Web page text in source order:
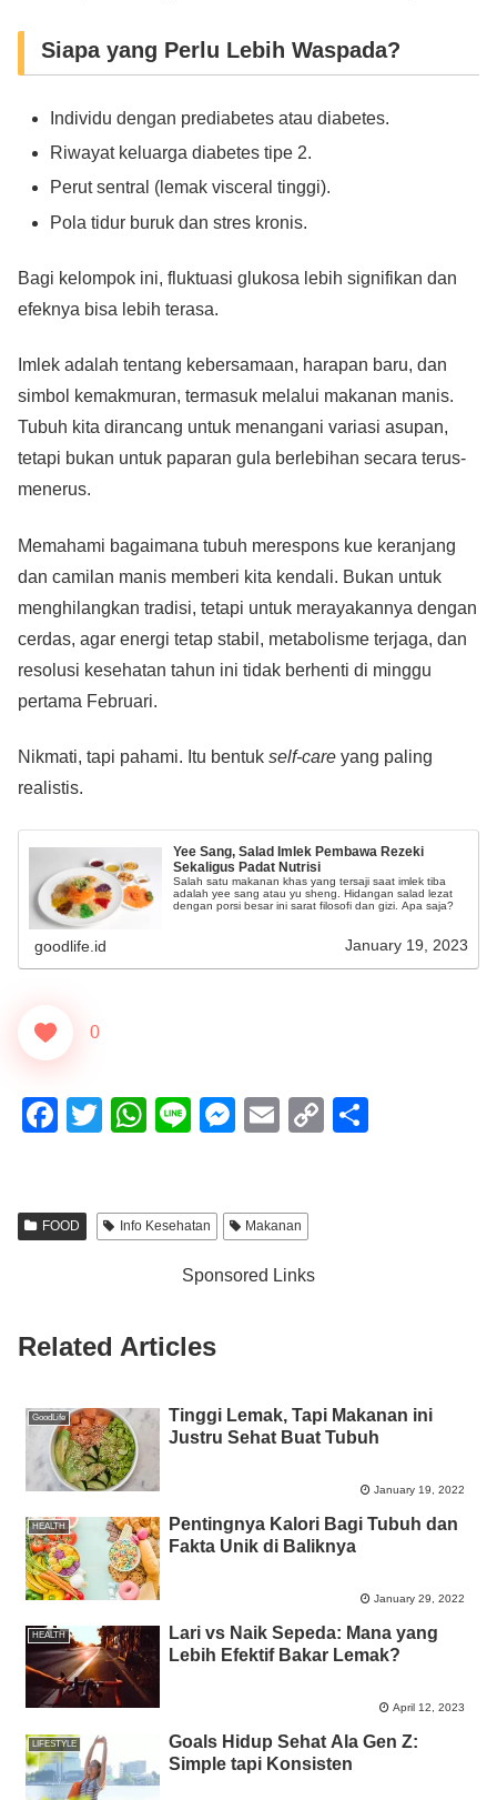
Siapa yang Perlu Lebih Waspada?
Individu dengan prediabetes atau diabetes.
Riwayat keluarga diabetes tipe 2.
Perut sentral (lemak visceral tinggi).
Pola tidur buruk dan stres kronis.
Bagi kelompok ini, fluktuasi glukosa lebih signifikan dan
efeknya bisa lebih terasa.
Imlek adalah tentang kebersamaan, harapan baru, dan
simbol kemakmuran, termasuk melalui makanan manis.
Tubuh kita dirancang untuk menangani variasi asupan,
tetapi bukan untuk paparan gula berlebihan secara terus-
menerus.
Memahami bagaimana tubuh merespons kue keranjang
dan camilan manis memberi kita kendali. Bukan untuk
menghilangkan tradisi, tetapi untuk merayakannya dengan
cerdas, agar energi tetap stabil, metabolisme terjaga, dan
resolusi kesehatan tahun ini tidak berhenti di minggu
pertama Februari.
Nikmati, tapi pahami. Itu bentuk self-care yang paling
realistis.
Yee Sang, Salad Imlek Pembawa Rezeki
Sekaligus Padat Nutrisi
Salah satu makanan khas yang tersaji saat imlek tiba
adalah yee sang atau yu sheng. Hidangan salad lezat
dengan porsi besar ini sarat filosofi dan gizi. Apa saja?
goodlife.id January 19, 2023
0
F
e
o
k
T
er
W
s
p
Li
M
e
g
E
C
FOOD Info Kesehatan Makanan
Sponsored Links
Related Articles
GoodLife
Tinggi Lemak, Tapi Makanan ini
Justru Sehat Buat Tubuh
January 19, 2022
HEALTH
Pentingnya Kalori Bagi Tubuh dan
Fakta Unik di Baliknya
January 29, 2022
HEALTH
Lari vs Naik Sepeda: Mana yang
Lebih Efektif Bakar Lemak?
April 12, 2023
LIFESTYLE
Goals Hidup Sehat Ala Gen Z:
Simple tapi Konsisten